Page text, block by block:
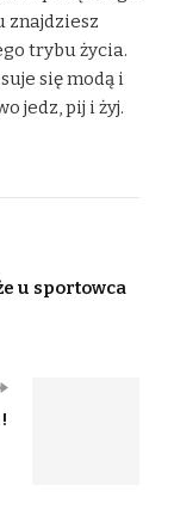
znajdziesz
trybu życia.
się modą i
jedz, pij i żyj.
u sportowca